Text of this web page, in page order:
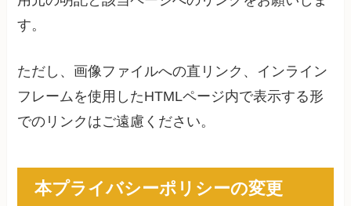
す。
ただし、画像ファイルへの直リンク、インライン
フレームを使用したHTMLページ内で表示する形
でのリンクはご遠慮ください。
本プライバシーポリシーの変更